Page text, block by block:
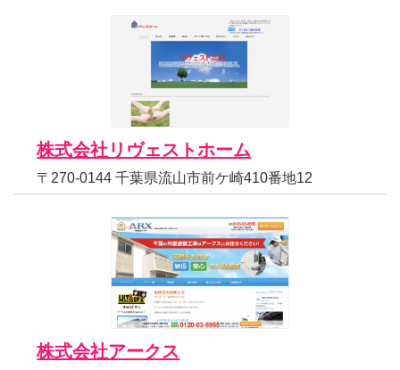
株式会社リヴェストホーム
〒270-0144 千葉県流山市前ケ崎410番地12
株式会社アークス